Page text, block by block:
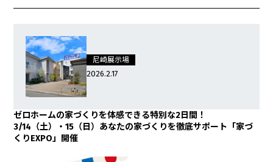
尼崎展示場
2026.2.17
ゼロホームの家づくりを体感できる特別な2日間！
3/14（土）・15（日）あなたの家づくりを徹底サポート「家づ
くりEXPO」開催